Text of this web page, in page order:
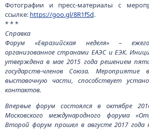
Фотографии и пресс-материалы с
ссылке: https://goo.gl/8R1fSd.
* * *
Справка
Форум «Евразийская неделя» –
организованное странами ЕАЭС и ЕЭК.
утверждена в мае 2015 года решением
государств-членов Союза. Мероприятие
выставочную части, способствует
контактов.
Впервые форум состоялся в октябре
Московского международного форума
Второй форум прошел в августе 2017